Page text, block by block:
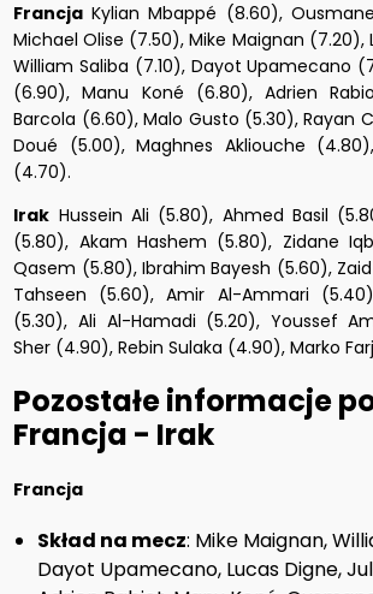
Francja Kylian Mbappé (8.60),
Michael Olise (7.50), Mike Maignan (7.20),
William Saliba (7.10), Dayot Upamecano
(6.90), Manu Koné (6.80), Adrien
Barcola (6.60), Malo Gusto (5.30), Rayan
Doué (5.00), Maghnes Akliouche
(4.70).
Irak Hussein Ali (5.80), Ahmed Basil
(5.80), Akam Hashem (5.80), Zidane
Qasem (5.80), Ibrahim Bayesh (5.60),
Tahseen (5.60), Amir Al-Ammari
(5.30), Ali Al-Hamadi (5.20), Youssef
Sher (4.90), Rebin Sulaka (4.90), Marko
Pozostałe informacje
Francja - Irak
Francja
Skład na mecz: Mike Maignan,
Dayot Upamecano, Lucas Digne,